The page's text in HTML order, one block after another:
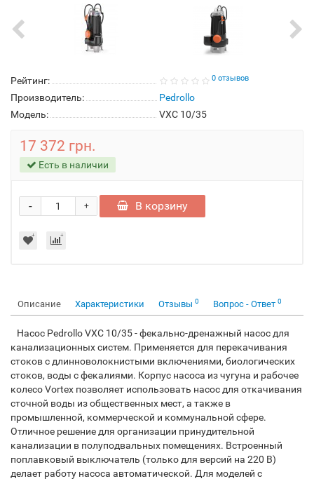
Рейтинг: 0 отзывов
Производитель:
Pedrollo
Модель:
VXC 10/35
17 372 грн.
Есть в наличии
+
- В корзину
Описание Характеристики Отзывы 0 Вопрос - Ответ 0
Насос Pedrollo VXC 10/35 - фекально-дренажный насос для
канализационных систем. Применяется для перекачивания
стоков с длинноволокнистыми включениями, биологических
стоков, воды с фекалиями. Корпус насоса из чугуна и рабочее
колесо Vortex позволяет использовать насос для откачивания
сточной воды из общественных мест, а также в
промышленной, коммерческой и коммунальной сфере.
Отличное решение для организации принудительной
канализации в полуподвальных помещениях. Встроенный
поплавковый выключатель (только для версий на 220 В)
делает работу насоса автоматической. Для моделей с